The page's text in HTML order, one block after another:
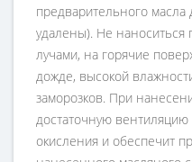
предварительного
удалены). Не
лучами, на горячие
дожде, высокой
заморозков. При
достаточную вентиляцию
окисления и обеспечит